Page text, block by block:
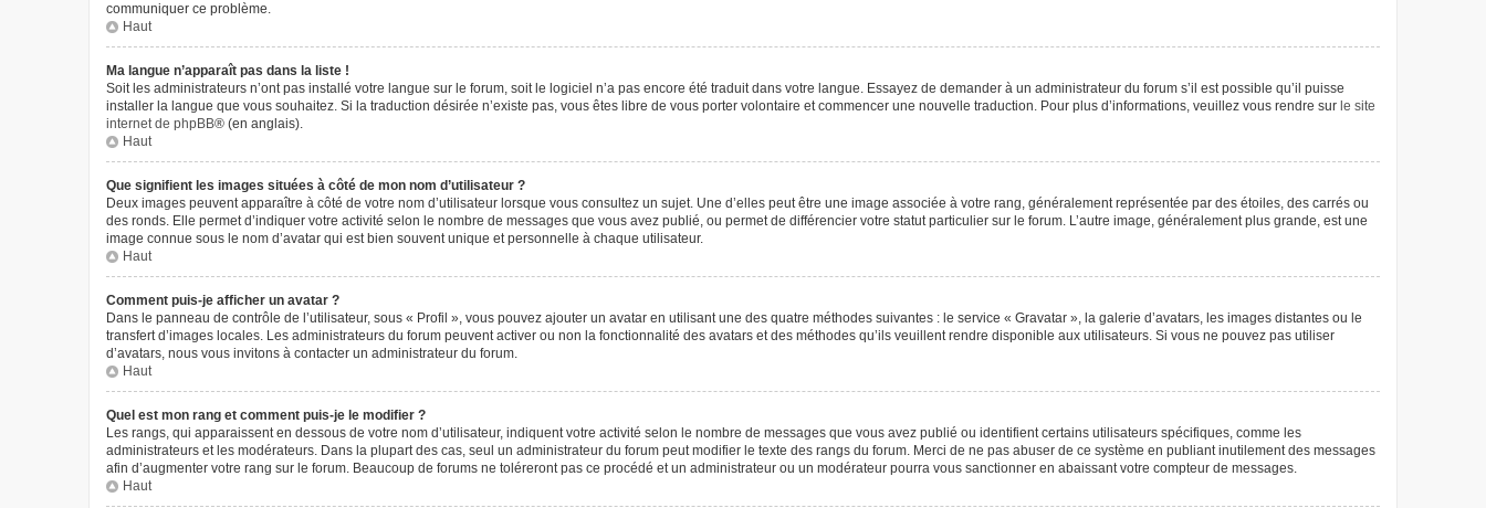
communiquer ce problème.
Haut
Ma langue n’apparaît pas dans la liste !
Soit les administrateurs n’ont pas installé votre langue sur le forum, soit le logiciel n’a pas encore été traduit dans votre langue. Essayez de demander à un administrateur du forum s’il est possible qu’il puisse
installer la langue que vous souhaitez. Si la traduction désirée n’existe pas, vous êtes libre de vous porter volontaire et commencer une nouvelle traduction. Pour plus d’informations, veuillez vous rendre sur le site
internet de phpBB® (en anglais).
Haut
Que signifient les images situées à côté de mon nom d’utilisateur ?
Deux images peuvent apparaître à côté de votre nom d’utilisateur lorsque vous consultez un sujet. Une d’elles peut être une image associée à votre rang, généralement représentée par des étoiles, des carrés ou
des ronds. Elle permet d’indiquer votre activité selon le nombre de messages que vous avez publié, ou permet de différencier votre statut particulier sur le forum. L’autre image, généralement plus grande, est une
image connue sous le nom d’avatar qui est bien souvent unique et personnelle à chaque utilisateur.
Haut
Comment puis-je afficher un avatar ?
Dans le panneau de contrôle de l’utilisateur, sous « Profil », vous pouvez ajouter un avatar en utilisant une des quatre méthodes suivantes : le service « Gravatar », la galerie d’avatars, les images distantes ou le
transfert d’images locales. Les administrateurs du forum peuvent activer ou non la fonctionnalité des avatars et des méthodes qu’ils veuillent rendre disponible aux utilisateurs. Si vous ne pouvez pas utiliser
d’avatars, nous vous invitons à contacter un administrateur du forum.
Haut
Quel est mon rang et comment puis-je le modifier ?
Les rangs, qui apparaissent en dessous de votre nom d’utilisateur, indiquent votre activité selon le nombre de messages que vous avez publié ou identifient certains utilisateurs spécifiques, comme les
administrateurs et les modérateurs. Dans la plupart des cas, seul un administrateur du forum peut modifier le texte des rangs du forum. Merci de ne pas abuser de ce système en publiant inutilement des messages
afin d’augmenter votre rang sur le forum. Beaucoup de forums ne toléreront pas ce procédé et un administrateur ou un modérateur pourra vous sanctionner en abaissant votre compteur de messages.
Haut